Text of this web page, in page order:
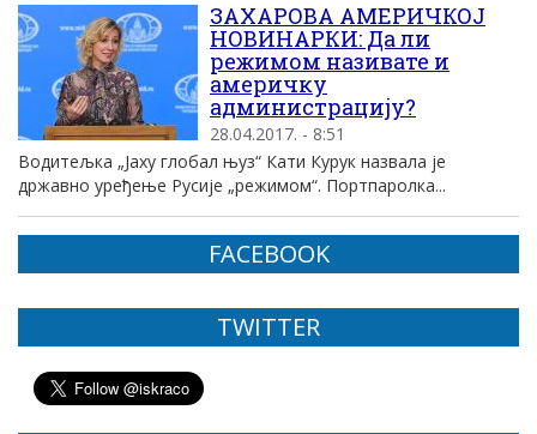
ЗАХАРОВА АМЕРИЧКОЈ
НОВИНАРКИ: Да ли
режимом називате и
америчку
администрацију?
28.04.2017. - 8:51
Водитељка „Јаху глобал њуз“ Кати Курук назвала је
државно уређење Русије „режимом“. Портпаролка...
FACEBOOK
TWITTER